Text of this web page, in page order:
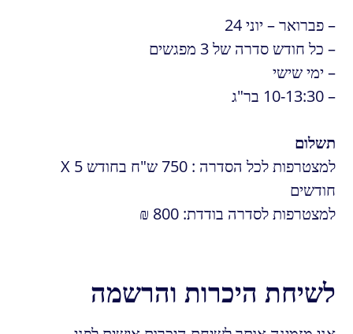
– פברואר – יוני 24
– כל חודש סדרה של 3 מפגשים
– ימי שישי
– 10-13:30 בר"ג
תשלום
למצטרפות לכל הסדרה : 750 ש"ח בחודש X 5
חודשים
למצטרפות לסדרה בודדת: 800 ₪
לשיחת היכרות והרשמה